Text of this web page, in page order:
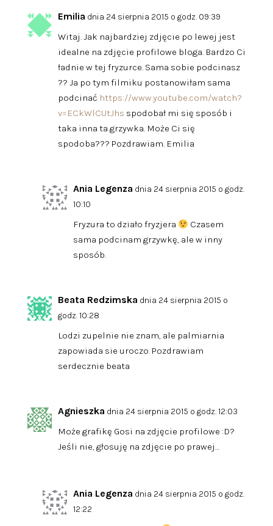
Emilia dnia 24 sierpnia 2015 o godz. 09:39
Witaj. Jak najbardziej zdjęcie po lewej jest
idealne na zdjęcie profilowe bloga. Bardzo Ci
ładnie w tej fryzurce. Sama sobie podcinasz
?? Ja po tym filmiku postanowiłam sama
podcinać https://www.youtube.com/watch?
v=ECkWlCUtJhs spodobał mi się sposób i
taka inna ta grzywka. Może Ci się
spodoba??? Pozdrawiam. Emilia
Ania Legenza dnia 24 sierpnia 2015 o godz.
10:10
Fryzura to działo fryzjera
Czasem
sama podcinam grzywkę, ale w inny
sposób.
Beata Redzimska dnia 24 sierpnia 2015 o
godz. 10:28
Lodzi zupelnie nie znam, ale palmiarnia
zapowiada sie uroczo. Pozdrawiam
serdecznie beata
Agnieszka dnia 24 sierpnia 2015 o godz. 12:03
Może grafikę Gosi na zdjęcie profilowe :D?
Jeśli nie, głosuję na zdjęcie po prawej…
Ania Legenza dnia 24 sierpnia 2015 o godz.
12:22